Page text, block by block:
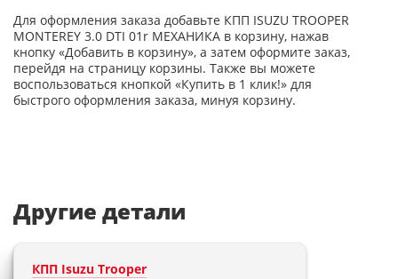
Для оформления заказа добавьте КПП ISUZU TROOPER
MONTEREY 3.0 DTI 01r МЕХАНИКА в корзину, нажав
кнопку «Добавить в корзину», а затем оформите заказ,
перейдя на страницу корзины. Также вы можете
воспользоваться кнопкой «Купить в 1 клик!» для
быстрого оформления заказа, минуя корзину.
Другие детали
КПП Isuzu Trooper